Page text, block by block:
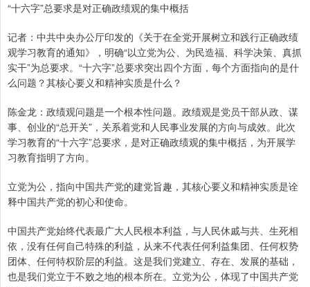
“十六字”总要求是对正确政绩观的集中概括
记者：中共中央办公厅印发的《关于在全党开展树立和践行正确政绩
观学习教育的通知》，明确“以立党为公、为民造福、科学决策、真抓
实干”为总要求。“十六字”总要求突出四个方面，每个方面指向的是什
么问题？其核心要义和精神实质是什么？
陈金龙：政绩观问题是一个根本性问题。政绩观是党员干部从政、谋
事、创业的“总开关”，关系着党和人民事业发展的方向与成效。此次
学习教育的“十六字”总要求，是对正确政绩观的集中概括，为开展学
习教育指明了方向。
立党为公，指向中国共产党的建党旨趣，其核心要义和精神实质是诠
释中国共产党的初心和使命。
中国共产党始终代表最广大人民根本利益，与人民休戚与共、生死相
依，没有任何自己特殊的利益，从来不代表任何利益集团、任何权势
团体、任何特权阶层的利益。这是我们党建立、存在、发展的基础，
也是我们党立于不败之地的根本所在。立党为公，体现了中国共产党